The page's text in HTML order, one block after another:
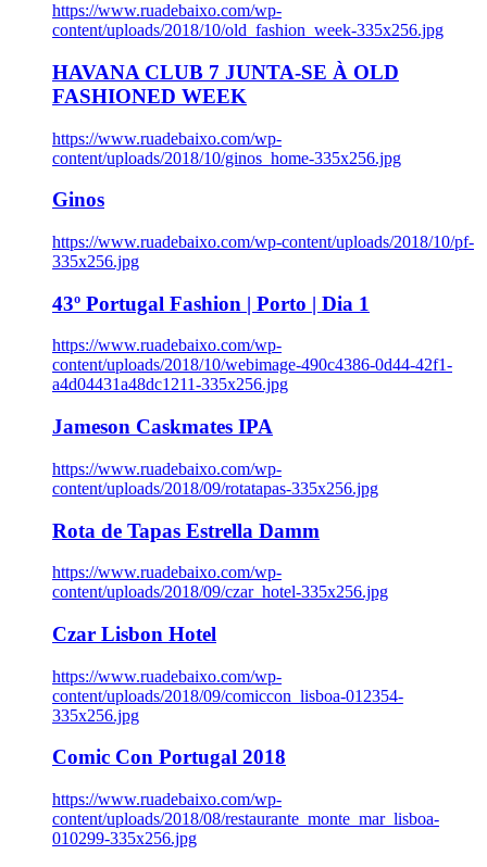
https://www.ruadebaixo.com/wp-
content/uploads/2018/10/old_fashion_week-335x256.jpg
HAVANA CLUB 7 JUNTA-SE À OLD
FASHIONED WEEK
https://www.ruadebaixo.com/wp-
content/uploads/2018/10/ginos_home-335x256.jpg
Ginos
https://www.ruadebaixo.com/wp-content/uploads/2018/10/pf-
335x256.jpg
43º Portugal Fashion | Porto | Dia 1
https://www.ruadebaixo.com/wp-
content/uploads/2018/10/webimage-490c4386-0d44-42f1-
a4d04431a48dc1211-335x256.jpg
Jameson Caskmates IPA
https://www.ruadebaixo.com/wp-
content/uploads/2018/09/rotatapas-335x256.jpg
Rota de Tapas Estrella Damm
https://www.ruadebaixo.com/wp-
content/uploads/2018/09/czar_hotel-335x256.jpg
Czar Lisbon Hotel
https://www.ruadebaixo.com/wp-
content/uploads/2018/09/comiccon_lisboa-012354-
335x256.jpg
Comic Con Portugal 2018
https://www.ruadebaixo.com/wp-
content/uploads/2018/08/restaurante_monte_mar_lisboa-
010299-335x256.jpg